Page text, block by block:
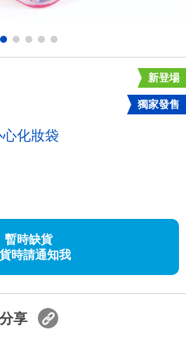
新登場
獨家發售
化妝袋
暫時缺貨
時請通知我
分享